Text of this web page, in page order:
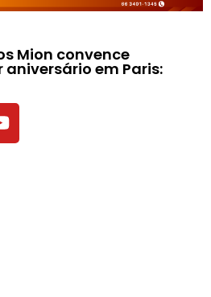
Mion convence
em Paris: